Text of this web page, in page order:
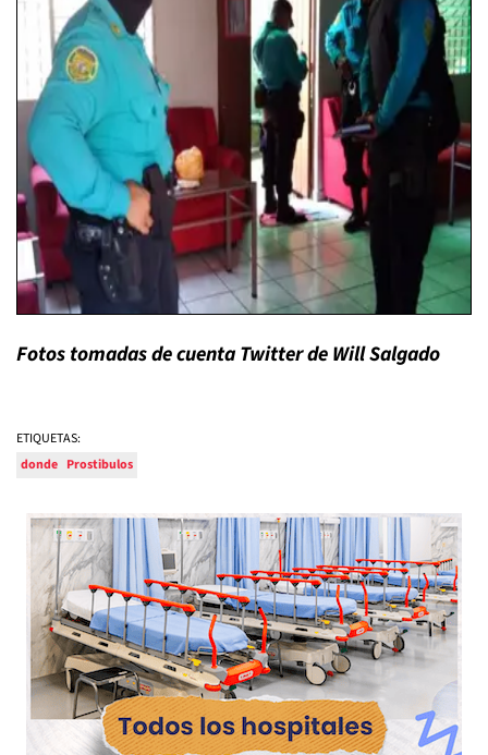
Fotos tomadas de cuenta Twitter de Will Salgado
ETIQUETAS:
donde Prostibulos